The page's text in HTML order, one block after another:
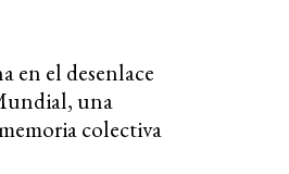
en el desenlace
una
colectiva